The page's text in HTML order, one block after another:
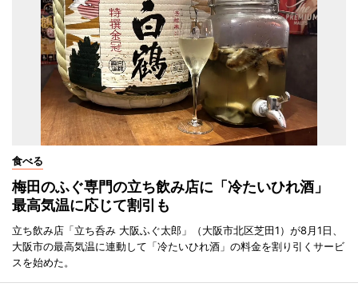
食べる
梅田のふぐ専門の立ち飲み店に「冷たいひれ酒」
最高気温に応じて割引も
立ち飲み店「立ち呑み 大阪ふぐ太郎」（大阪市北区芝田1）が8月1日、
大阪市の最高気温に連動して「冷たいひれ酒」の料金を割り引くサービ
スを始めた。